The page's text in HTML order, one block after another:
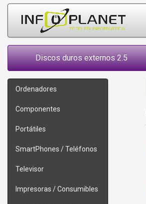
Discos duros externos 2.5
Ordenadores
Componentes
Portátiles
SmartPhones / Teléfonos
Televisor
Impresoras / Consumibles